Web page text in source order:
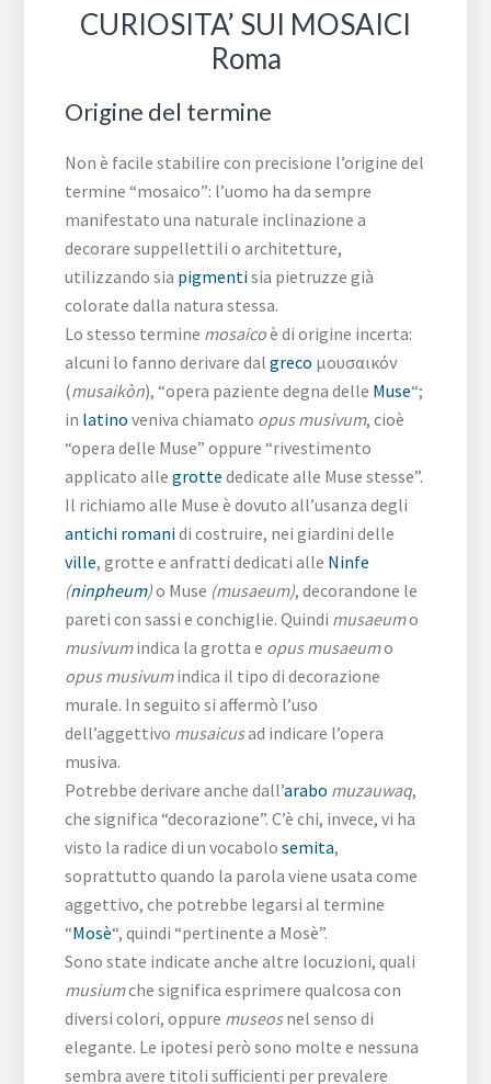
CURIOSITA’ SUI MOSAICI
Roma
Origine del termine
Non è facile stabilire con precisione l’origine del
termine “mosaico”: l’uomo ha da sempre
manifestato una naturale inclinazione a
decorare suppellettili o architetture,
utilizzando sia pigmentisia pietruzze già
colorate dalla natura stessa.
Lo stesso termine mosaicoè di origine incerta:
alcuni lo fanno derivare dalgreco μουσαικόν
(musaikòn), “opera paziente degna delle Muse“;
in latino veniva chiamato opus musivum, cioè
“opera delle Muse” oppure “rivestimento
applicato allegrotte dedicate alle Muse stesse”.
Il richiamo alle Muse è dovuto all’usanza degli
antichi romanidi costruire, nei giardini delle
ville, grotte e anfratti dedicati alle Ninfe
(ninpheum)o Muse (musaeum), decorandone le
pareti con sassi e conchiglie. Quindi musaeumo
musivumindica la grotta e opus musaeumo
opus musivumindica il tipo di decorazione
murale. In seguito si affermò l’uso
dell’aggettivo musaicusad indicare l’opera
musiva.
Potrebbe derivare anche dall’arabo muzauwaq,
che significa “decorazione”. C’è chi, invece, vi ha
visto la radice di un vocabolosemita,
soprattutto quando la parola viene usata come
aggettivo, che potrebbe legarsi al termine
“Mosè“, quindi “pertinente a Mosè”.
Sono state indicate anche altre locuzioni, quali
musiumche significa esprimere qualcosa con
diversi colori, oppure museosnel senso di
elegante. Le ipotesi però sono molte e nessuna
sembra avere titoli sufficienti per prevalere